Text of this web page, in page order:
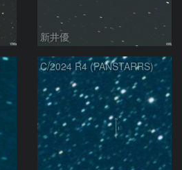
新井優
C/2024 R4 (PANSTARRS)